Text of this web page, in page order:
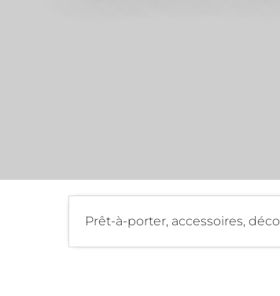
Prêt-à-porter, accessoires, déco